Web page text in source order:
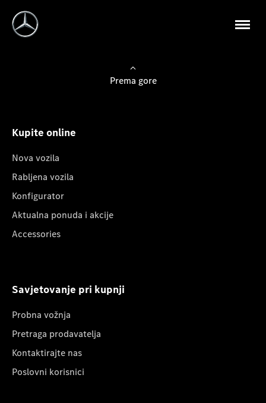
Prema gore
Kupite online
Nova vozila
Rabljena vozila
Konfigurator
Aktualna ponuda i akcije
Accessories
Savjetovanje pri kupnji
Probna vožnja
Pretraga prodavatelja
Kontaktirajte nas
Poslovni korisnici